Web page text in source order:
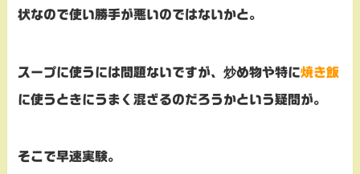
状なので使い勝手が悪いのではないかと。
スープに使うには問題ないですが、炒め物や特に焼き飯
に使うときにうまく混ざるのだろうかという疑問が。
そこで早速実験。